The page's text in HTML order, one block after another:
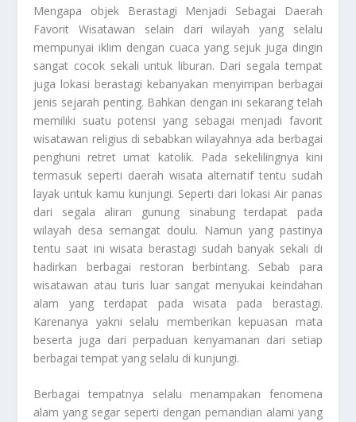
Mengapa objek
Berastagi Menjadi Sebagai Daerah
Favorit Wisatawan selain dari wilayah yang selalu
mempunyai iklim dengan cuaca yang sejuk juga dingin
sangat cocok sekali untuk liburan. Dari segala tempat
juga lokasi berastagi kebanyakan menyimpan berbagai
jenis sejarah penting. Bahkan dengan ini sekarang telah
memiliki suatu potensi yang sebagai menjadi favorit
wisatawan religius di sebabkan wilayahnya ada berbagai
penghuni retret umat katolik. Pada sekelilingnya kini
termasuk seperti daerah wisata alternatif tentu sudah
layak untuk kamu kunjungi. Seperti dari lokasi Air panas
dari segala aliran gunung sinabung terdapat pada
wilayah desa semangat doulu. Namun yang pastinya
tentu saat ini wisata berastagi sudah banyak sekali di
hadirkan berbagai restoran berbintang. Sebab para
wisatawan atau turis luar sangat menyukai keindahan
alam yang terdapat pada wisata pada berastagi.
Karenanya yakni selalu memberikan kepuasan mata
beserta juga dari perpaduan kenyamanan dari setiap
berbagai tempat yang selalu di kunjungi.
Berbagai tempatnya selalu menampakan fenomena
alam yang segar seperti dengan pemandian alami yang